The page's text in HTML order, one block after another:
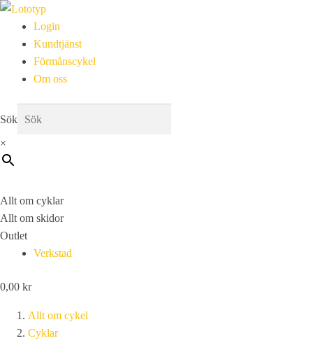
Login
Kundtjänst
Förmånscykel
Om oss
Sök
×
Allt om cyklar
Allt om skidor
Outlet
Verkstad
0,00 kr
Allt om cykel
Cyklar